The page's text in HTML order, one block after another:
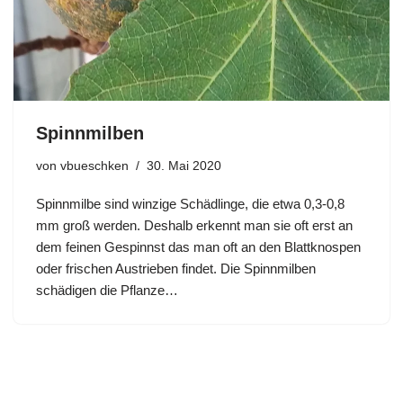
Spinnmilben
von vbueschken 30. Mai 2020
Spinnmilbe sind winzige Schädlinge, die etwa 0,3-0,8
mm groß werden. Deshalb erkennt man sie oft erst an
dem feinen Gespinnst das man oft an den Blattknospen
oder frischen Austrieben findet. Die Spinnmilben
schädigen die Pflanze…